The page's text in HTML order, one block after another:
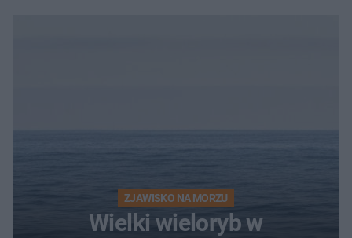
ZJAWISKO NA MORZU
Wielki wieloryb w